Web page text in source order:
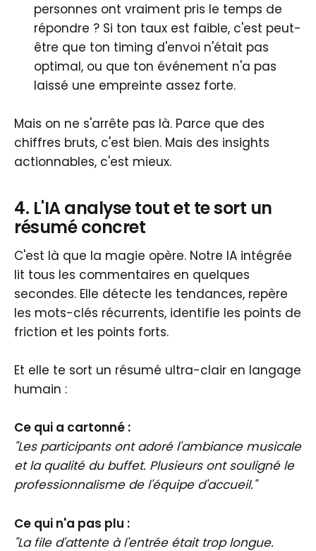
personnes ont vraiment pris le temps de
répondre ? Si ton taux est faible, c'est peut-
être que ton timing d'envoi n'était pas
optimal, ou que ton événement n'a pas
laissé une empreinte assez forte.
Mais on ne s'arrête pas là. Parce que des
chiffres bruts, c'est bien. Mais des insights
actionnables, c'est mieux.
4. L'IA analyse tout et te sort un
résumé concret
C'est là que la magie opère. Notre IA intégrée
lit tous les commentaires en quelques
secondes. Elle détecte les tendances, repère
les mots-clés récurrents, identifie les points de
friction et les points forts.
Et elle te sort un résumé ultra-clair en langage
humain :
Ce qui a cartonné :
"Les participants ont adoré l'ambiance musicale
et la qualité du buffet. Plusieurs ont souligné le
professionnalisme de l'équipe d'accueil."
Ce qui n'a pas plu :
"La file d'attente à l'entrée était trop longue.